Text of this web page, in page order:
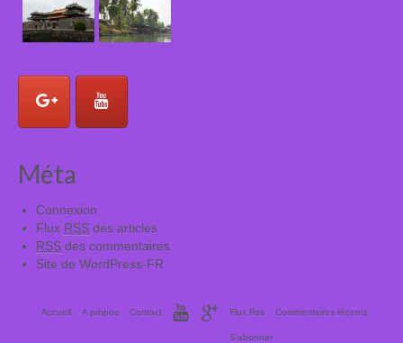
Méta
Connexion
Flux RSS des articles
RSS des commentaires
Site de WordPress-FR
Accueil A propos Contact Flux Rss Commentaires récents
S’abonner